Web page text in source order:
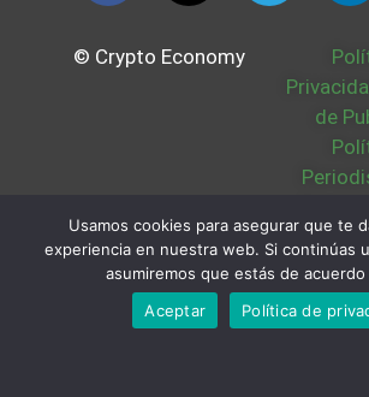
© Crypto Economy
de
Bases
Usamos cookies para asegurar que te
experiencia en nuestra web. Si continúas
asumiremos que estás de
Aceptar
Política de